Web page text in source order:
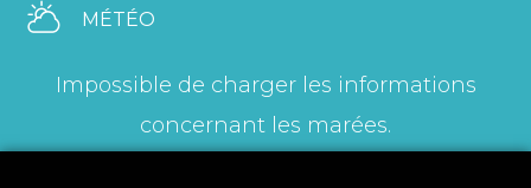
MÉTÉO
Impossible de charger les informations
concernant les marées.